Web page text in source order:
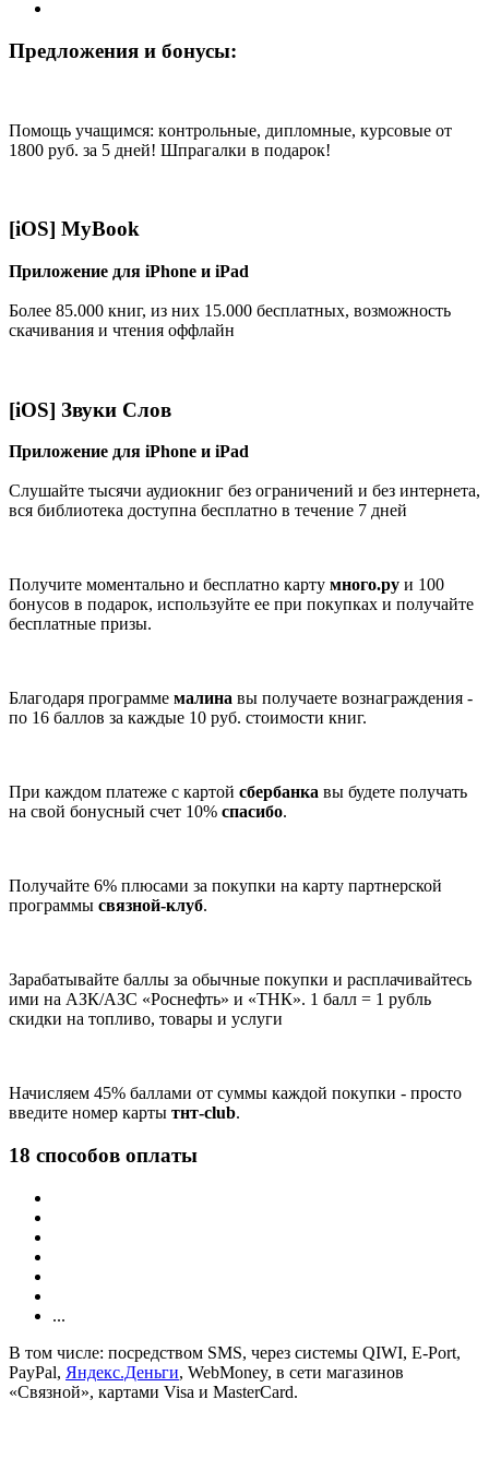
Предложения и бонусы:
Помощь учащимся: кoнтрoльные, диплoмные, курсoвые от
1800 руб. за 5 дней! Шпрагалки в подарок!
[iOS] MyBook
Приложение для iPhone и iPad
Более 85.000 книг, из них 15.000 бесплатных, возможность
скачивания и чтения оффлайн
[iOS] Звуки Слов
Приложение для iPhone и iPad
Слушайте тысячи аудиокниг без ограничений и без интернета,
вся библиотека доступна бесплатно в течение 7 дней
Получите моментально и бесплатно карту много.ру и 100
бонусов в подарок, используйте ее при покупках и получайте
бесплатные призы.
Благодаря программе малина вы получаете вознаграждения -
по 16 баллов за каждые 10 руб. стоимости книг.
При каждом платеже с картой сбербанка вы будете получать
на свой бонусный счет 10% спасибо.
Получайте 6% плюсами за покупки на карту партнерской
программы связной-клуб.
Зарабатывайте баллы за обычные покупки и расплачивайтесь
ими на АЗК/АЗС «Роснефть» и «ТНК». 1 балл = 1 рубль
скидки на топливо, товары и услуги
Начисляем 45% баллами от суммы каждой покупки - просто
введите номер карты тнт-club.
18 способов оплаты
...
В том числе: посредством SMS, через системы QIWI, E-Port,
PayPal, Яндекс.Деньги, WebMoney, в сети магазинов
«Связной», картами Visa и MasterCard.